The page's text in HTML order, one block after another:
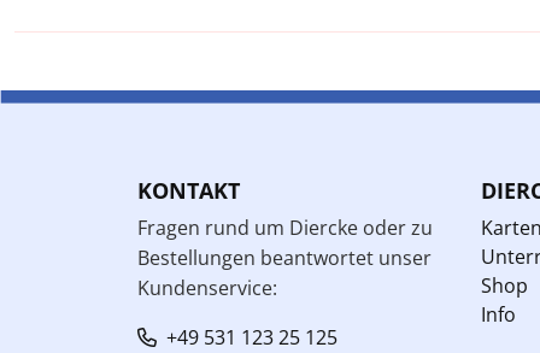
KONTAKT
Fragen rund um Diercke oder zu
Bestellungen beantwortet unser
Kundenservice:
+49 531 123 25 125
Karten
Shop
Info